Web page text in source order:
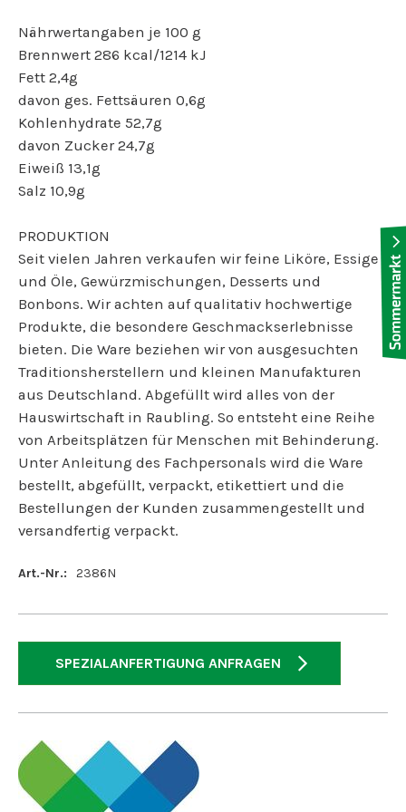
Nährwertangaben je 100 g
Brennwert 286 kcal/1214 kJ
Fett 2,4g
davon ges. Fettsäuren 0,6g
Kohlenhydrate 52,7g
davon Zucker 24,7g
Eiweiß 13,1g
Salz 10,9g
PRODUKTION
Seit vielen Jahren verkaufen wir feine Liköre, Essige
und Öle, Gewürzmischungen, Desserts und
Bonbons. Wir achten auf qualitativ hochwertige
Produkte, die besondere Geschmackserlebnisse
bieten. Die Ware beziehen wir von ausgesuchten
Traditionsherstellern und kleinen Manufakturen
aus Deutschland. Abgefüllt wird alles von der
Hauswirtschaft in Raubling. So entsteht eine Reihe
von Arbeitsplätzen für Menschen mit Behinderung.
Unter Anleitung des Fachpersonals wird die Ware
bestellt, abgefüllt, verpackt, etikettiert und die
Bestellungen der Kunden zusammengestellt und
versandfertig verpackt.
Art.-Nr.: 2386N
SPEZIALANFERTIGUNG ANFRAGEN